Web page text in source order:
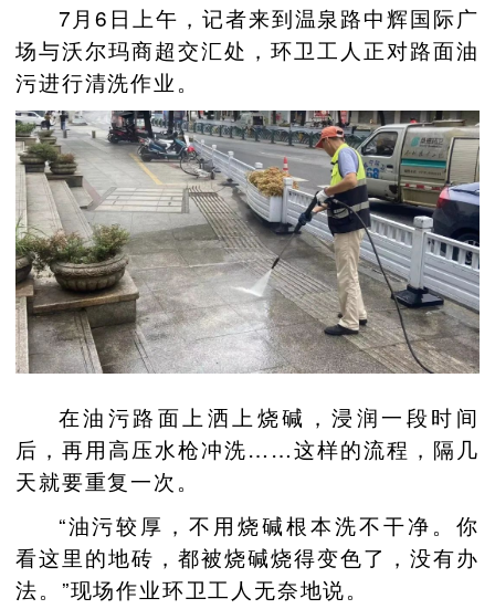
7月6日上午，记者来到温泉路中辉国际广
场与沃尔玛商超交汇处，环卫工人正对路面油
污进行清洗作业。
在油污路面上洒上烧碱，浸润一段时间
后，再用高压水枪冲洗……这样的流程，隔几
天就要重复一次。
“油污较厚，不用烧碱根本洗不干净。你
看这里的地砖，都被烧碱烧得变色了，没有办
法。”现场作业环卫工人无奈地说。